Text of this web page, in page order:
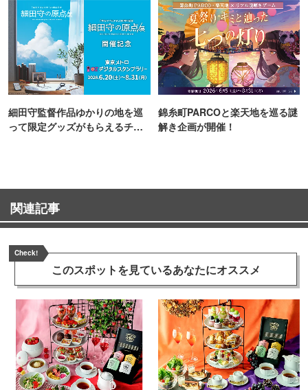
細田守監督作品ゆかりの地を巡
って限定グッズがもらえるチャ
錦糸町PARCOと楽天地を巡る謎
解き企画が開催！
関連記事
Check!
このスポットを見ているあなたにオススメ